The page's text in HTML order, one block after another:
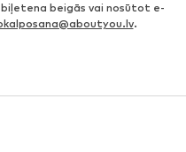
beigās vai nosūtot e-
.